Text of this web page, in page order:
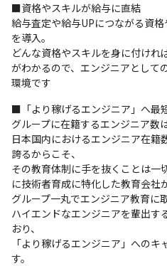
■資格やスキルが給与に直結
給与査定や給与UPにつながる資
を導入。
どんな資格やスキルを身に付けれ
がわかるので、エンジニアとして
環境です
■「より稼げるエンジニア」へ最
グループに在籍するエンジニア数
日本国内におけるエンジニア在籍
誇るからこそ、
その教育体制に手を抜くことは一
に技術者育成に特化した教育会社
グループ一丸でエンジニア教育に
ハイエンドなエンジニアを輩出す
おり、
「より稼げるエンジニア」への
す。